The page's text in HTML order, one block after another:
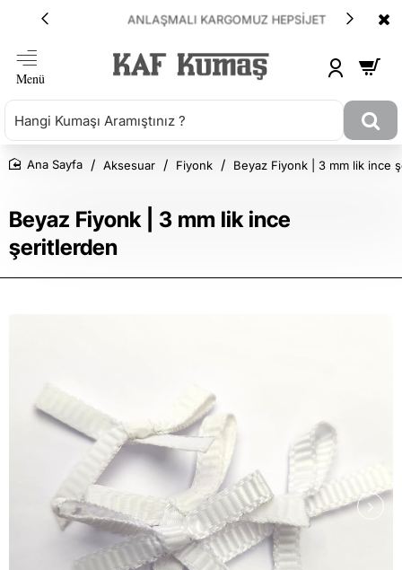
ANLAŞMALI KARGOMUZ HEPSİJET
Beyaz Fiyonk | 3 mm lik ince
şeritlerden
Aksesuar Fiyonk Beyaz Fiyonk | 3 mm lik ince